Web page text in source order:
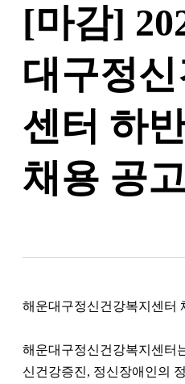
[마감]
대구정신
센터 하
채용 공고
해운대구정신건강복지센터
해운대구정신건강복지센터
신건강증진, 정신장애인의